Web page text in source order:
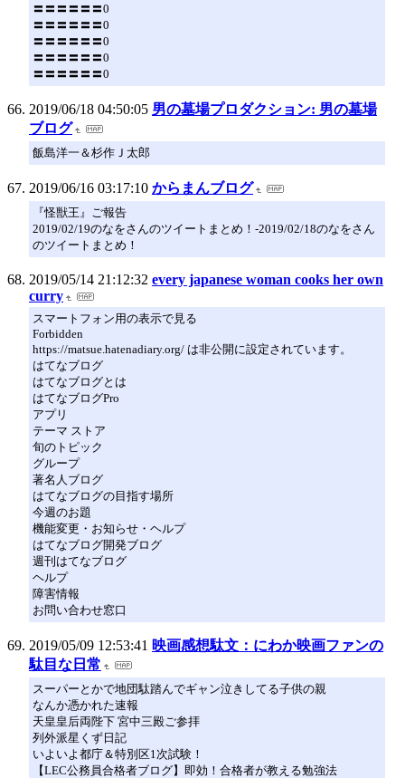
〓〓〓〓〓〓0
〓〓〓〓〓〓0
〓〓〓〓〓〓0
〓〓〓〓〓〓0
〓〓〓〓〓〓0
2019/06/18 04:50:05 男の墓場プロダクション: 男の墓場
ブログ
飯島洋一＆杉作Ｊ太郎
2019/06/16 03:17:10 からまんブログ
『怪獣王』ご報告
2019/02/19のなをさんのツイートまとめ！-2019/02/18のなをさん
のツイートまとめ！
2019/05/14 21:12:32 every japanese woman cooks her own
curry
スマートフォン用の表示で見る
Forbidden
https://matsue.hatenadiary.org/ は非公開に設定されています。
はてなブログ
はてなブログとは
はてなブログPro
アプリ
テーマ ストア
旬のトピック
グループ
著名人ブログ
はてなブログの目指す場所
今週のお題
機能変更・お知らせ・ヘルプ
はてなブログ開発ブログ
週刊はてなブログ
ヘルプ
障害情報
お問い合わせ窓口
2019/05/09 12:53:41 映画感想駄文：にわか映画ファンの
駄目な日常
スーパーとかで地団駄踏んでギャン泣きしてる子供の親
なんか憑かれた速報
天皇皇后両陛下 宮中三殿ご参拝
列外派星くず日記
いよいよ都庁＆特別区1次試験！
【LEC公務員合格者ブログ】即効！合格者が教える勉強法